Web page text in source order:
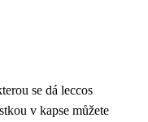
se dá leccos
v kapse můžete